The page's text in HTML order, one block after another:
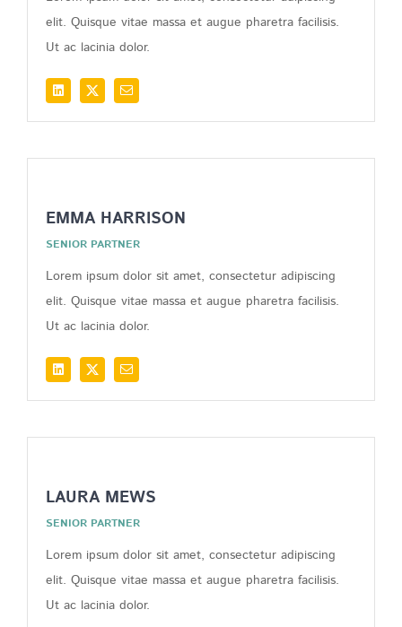
elit. Quisque vitae massa et augue pharetra facilisis.
Ut ac lacinia dolor.
EMMA HARRISON
SENIOR PARTNER
Lorem ipsum dolor sit amet, consectetur adipiscing
elit. Quisque vitae massa et augue pharetra facilisis.
Ut ac lacinia dolor.
LAURA MEWS
SENIOR PARTNER
Lorem ipsum dolor sit amet, consectetur adipiscing
elit. Quisque vitae massa et augue pharetra facilisis.
Ut ac lacinia dolor.